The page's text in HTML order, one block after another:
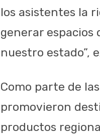
los asistentes la
generar
nuestro estado”,
Como parte de
promovieron
productos